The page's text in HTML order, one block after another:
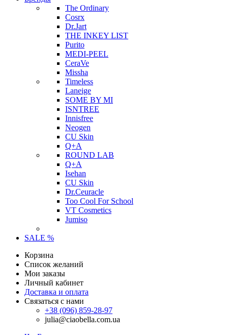
The Ordinary
Cosrx
Dr.Jart
THE INKEY LIST
Purito
MEDI-PEEL
CeraVe
Missha
Timeless
Laneige
SOME BY MI
ISNTREE
Innisfree
Neogen
CU Skin
Q+A
ROUND LAB
Q+A
Isehan
CU Skin
Dr.Ceuracle
Too Cool For School
VT Cosmetics
Jumiso
SALE %
Корзина
Список желаний
Мои заказы
Личный кабинет
Доставка и оплата
Связаться с нами
+38 (096) 859-28-97
julia@ciaobella.com.ua